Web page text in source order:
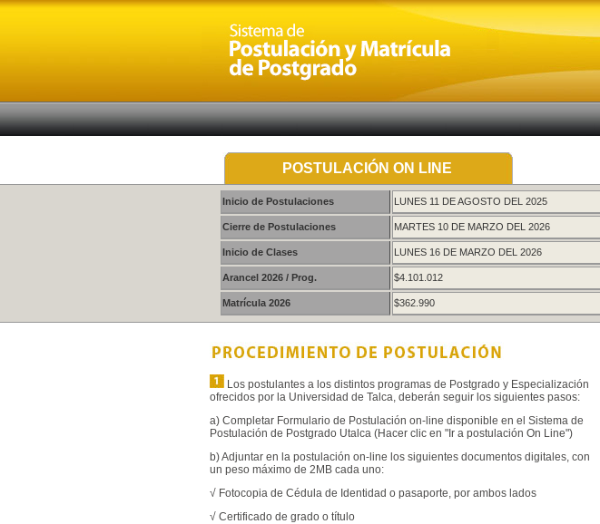
POSTULACIÓN ON LINE
Inicio de Postulaciones LUNES 11 DE AGOSTO DEL 2025
Cierre de Postulaciones MARTES 10 DE MARZO DEL 2026
Inicio de Clases LUNES 16 DE MARZO DEL 2026
Arancel 2026 / Prog. $4.101.012
Matrícula 2026 $362.990
Los postulantes a los distintos programas de Postgrado y Especialización
ofrecidos por la Universidad de Talca, deberán seguir los siguientes pasos:
a) Completar Formulario de Postulación on-line disponible en el Sistema de
Postulación de Postgrado Utalca (Hacer clic en "Ir a postulación On Line")
b) Adjuntar en la postulación on-line los siguientes documentos digitales, con
un peso máximo de 2MB cada uno:
√ Fotocopia de Cédula de Identidad o pasaporte, por ambos lados
√ Certificado de grado o título